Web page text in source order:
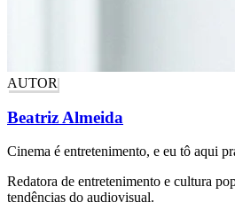
AUTOR
Beatriz Almeida
Cinema é entretenimento, e eu tô aqui
Redatora de entretenimento e cultura
tendências do audiovisual.